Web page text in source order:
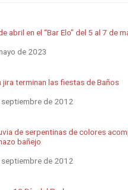
abril en el “Bar Elo” del 5 al 7 de
de 2023
jira terminan las fiestas de Baños
septiembre de 2012
de serpentinas de colores
bañejo
septiembre de 2012